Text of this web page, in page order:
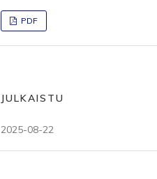
PDF
JULKAISTU
2025-08-22